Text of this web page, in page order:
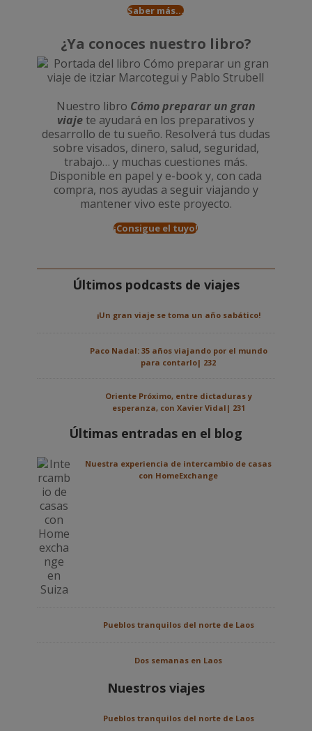
Saber más...
¿Ya conoces nuestro libro?
Nuestro libro Cómo preparar un gran
viajete ayudará en los preparativos y
desarrollo de tu sueño. Resolverá tus dudas
sobre visados, dinero, salud, seguridad,
trabajo… y muchas cuestiones más.
Disponible en papel y e-book y, con cada
compra, nos ayudas a seguir viajando y
mantener vivo este proyecto.
¡Consigue el tuyo!
Últimos podcasts de viajes
¡Un gran viaje se toma un año sabático!
Paco Nadal: 35 años viajando por el mundo
para contarlo| 232
Oriente Próximo, entre dictaduras y
esperanza, con Xavier Vidal| 231
Últimas entradas en el blog
Nuestra experiencia de intercambio de casas
con HomeExchange
Pueblos tranquilos del norte de Laos
Dos semanas en Laos
Nuestros viajes
Pueblos tranquilos del norte de Laos